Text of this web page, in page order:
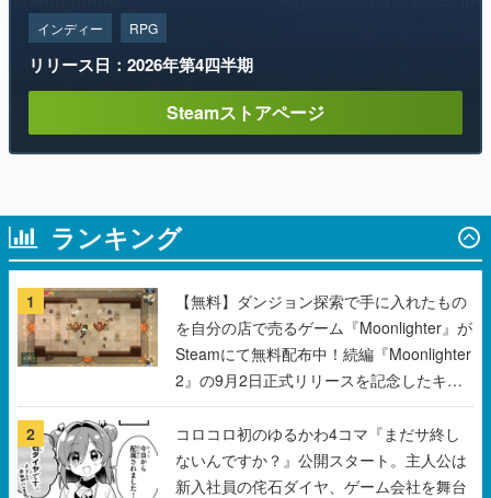
ランキング
1
【無料】ダンジョン探索で手に入れたもの
を自分の店で売るゲーム『Moonlighter』が
Steamにて無料配布中！続編『Moonlighter
2』の9月2日正式リリースを記念したキャ
ンペーン
2
コロコロ初のゆるかわ4コマ『まだサ終し
ないんですか？』公開スタート。主人公は
新入社員の侘石ダイヤ、ゲーム会社を舞台
にトラブルへ対応する社員たちを描く
3
ハローキティやポムポムプリンと眠れる睡